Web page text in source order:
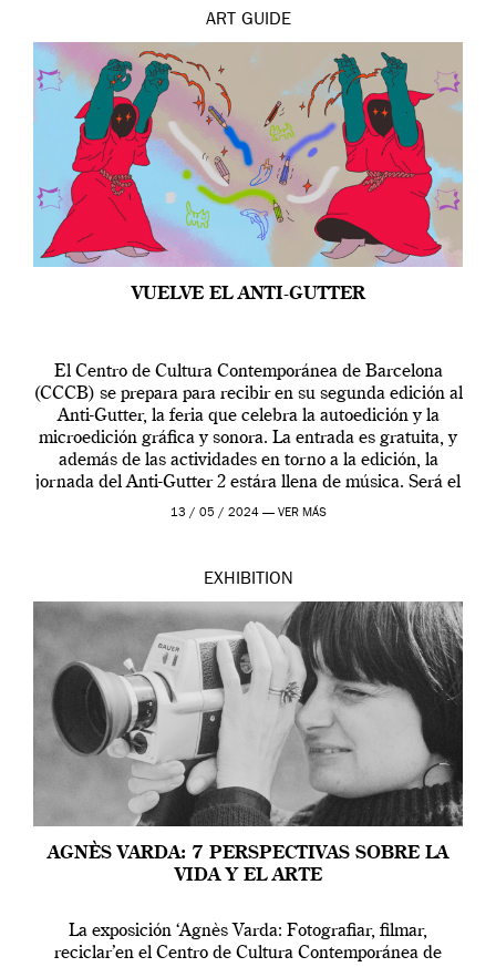
ART GUIDE
VUELVE EL ANTI-GUTTER
El Centro de Cultura Contemporánea de Barcelona
(CCCB) se prepara para recibir en su segunda edición al
Anti-Gutter, la feria que celebra la autoedición y la
microedición gráfica y sonora. La entrada es gratuita, y
además de las actividades en torno a la edición, la
jornada del Anti-Gutter 2 estára llena de música. Será el
[…]
13 / 05 / 2024 — VER MÁS
EXHIBITION
AGNÈS VARDA: 7 PERSPECTIVAS SOBRE LA
VIDA Y EL ARTE
La exposición ‘Agnès Varda: Fotografiar, filmar,
reciclar’en el Centro de Cultura Contemporánea de